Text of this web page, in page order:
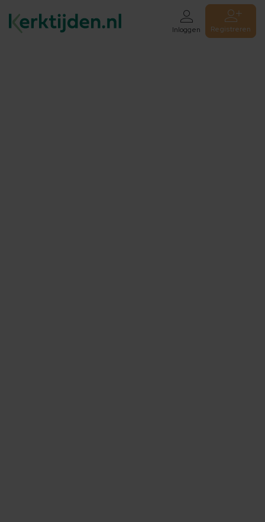
Inloggen Registreren